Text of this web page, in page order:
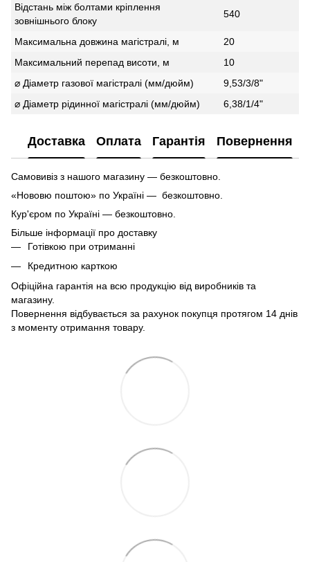
Відстань між болтами кріплення
зовнішнього блоку
540
Максимальна довжина магістралі, м
20
Максимальний перепад висоти, м
10
⌀ Діаметр газової магістралі (мм/дюйм)
9,53/3/8"
⌀ Діаметр рідинної магістралі (мм/дюйм)
6,38/1/4"
Доставка Оплата Гарантія Повернення
Самовивіз з нашого магазину — безкоштовно.
«Нововю поштою» по Україні — безкоштовно.
Кур'єром по Україні — безкоштовно.
Більше інформації про доставку
Готівкою при отриманні
Кредитною карткою
Офіційна гарантія на всю продукцію від виробників та
магазину.
Повернення відбувається за рахунок покупця протягом 14 днів
з моменту отримання товару.